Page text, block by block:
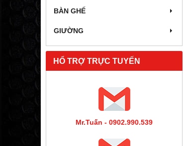
BÀN GHẾ
GIƯỜNG
HỔ TRỢ TRỰC TUYẾN
Mr.Tuấn - 0902.990.539